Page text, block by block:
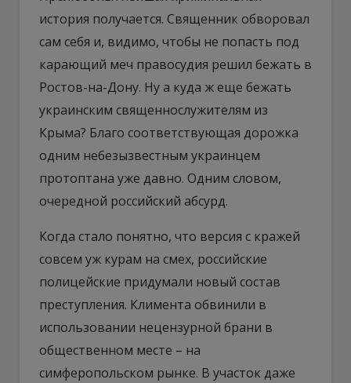
история получается. Священник обворовал
сам себя и, видимо, чтобы не попасть под
карающий меч правосудия решил бежать в
Ростов-на-Дону. Ну а куда ж еще бежать
украинским священнослужителям из
Крыма? Благо соответствующая дорожка
одним небезызвестным украинцем
протоптана уже давно. Одним словом,
очередной российский абсурд.
Когда стало понятно, что версия с кражей
совсем уж курам на смех, российские
полицейские придумали новый состав
преступления. Климента обвинили в
использовании нецензурной брани в
общественном месте – на
симферопольском рынке. В участок даже